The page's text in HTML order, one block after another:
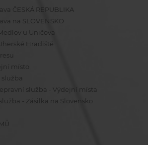
ČESKÁ REPUBLIKA
na SLOVENSKO
u Uničova
Hradiště
místo
služba - Výdejní místa
- Zásilka na Slovensko